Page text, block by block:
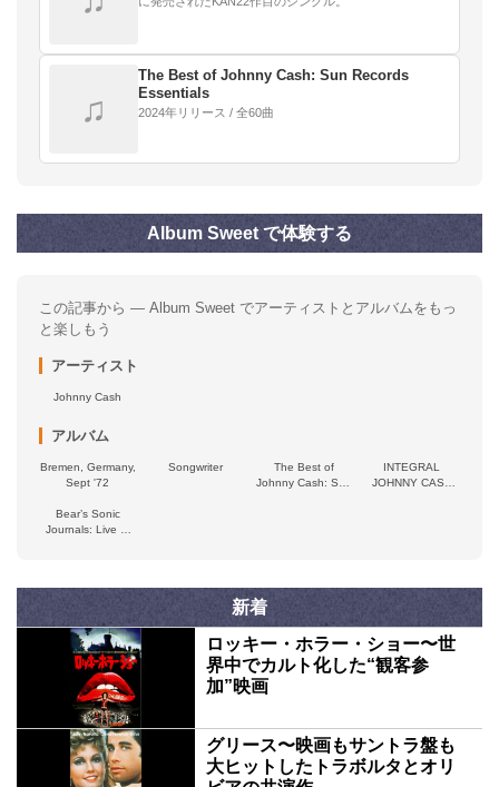
♫
The Best of Johnny Cash: Sun Records
Essentials
2024年リリース / 全60曲
Album Sweet で体験する
この記事から — Album Sweet でアーティストとアルバムをもっ
と楽しもう
アーティスト
Johnny Cash
アルバム
Bremen, Germany,
Sept '72
Songwriter
The Best of
Johnny Cash: Sun
INTEGRAL
JOHNNY CASH
Bear’s Sonic
Journals: Live at
新着
ロッキー・ホラー・ショー〜世
界中でカルト化した“観客参
加”映画
グリース〜映画もサントラ盤も
大ヒットしたトラボルタとオリ